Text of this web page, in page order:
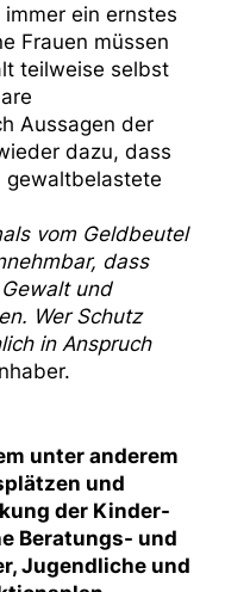
ein ernstes
Frauen müssen
teilweise selbst
Aussagen der
dazu, dass
gewaltbelastete
vom Geldbeutel
dass
und
Wer Schutz
in Anspruch
unter anderem
und
der Kinder-
Beratungs- und
Jugendliche und